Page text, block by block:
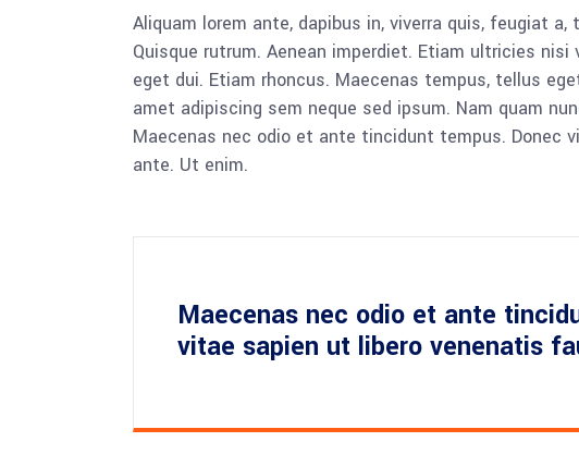
Aliquam lorem ante, dapibus in, viverra quis, feugiat
Quisque rutrum. Aenean imperdiet. Etiam ultricies
eget dui. Etiam rhoncus. Maecenas tempus, tellus
amet adipiscing sem neque sed ipsum. Nam quam
Maecenas nec odio et ante tincidunt tempus. Donec
ante. Ut enim.
Maecenas nec odio et ante
vitae sapien ut libero venenatis